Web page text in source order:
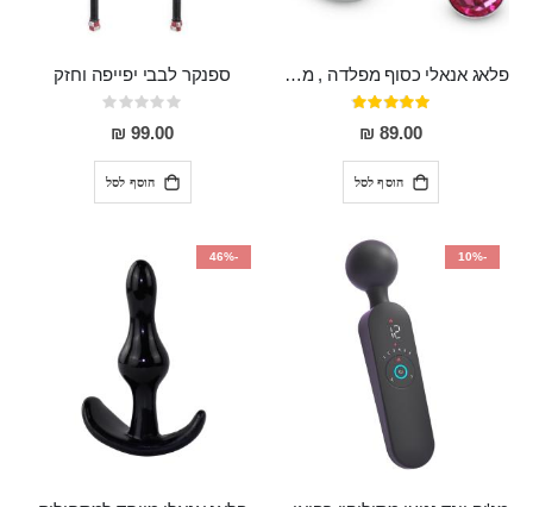
פלאג אנאלי כסוף מפלדה , מתאים ללבישה מתחת לבגדים, בגודל 7.3 על 2.8 ס"מ
דירוג:
97%
89.00 ₪
הוסף לסל
ספנקר לבבי יפייפה וחזק
Rating:
0%
99.00 ₪
הוסף לסל
-10%
-46%